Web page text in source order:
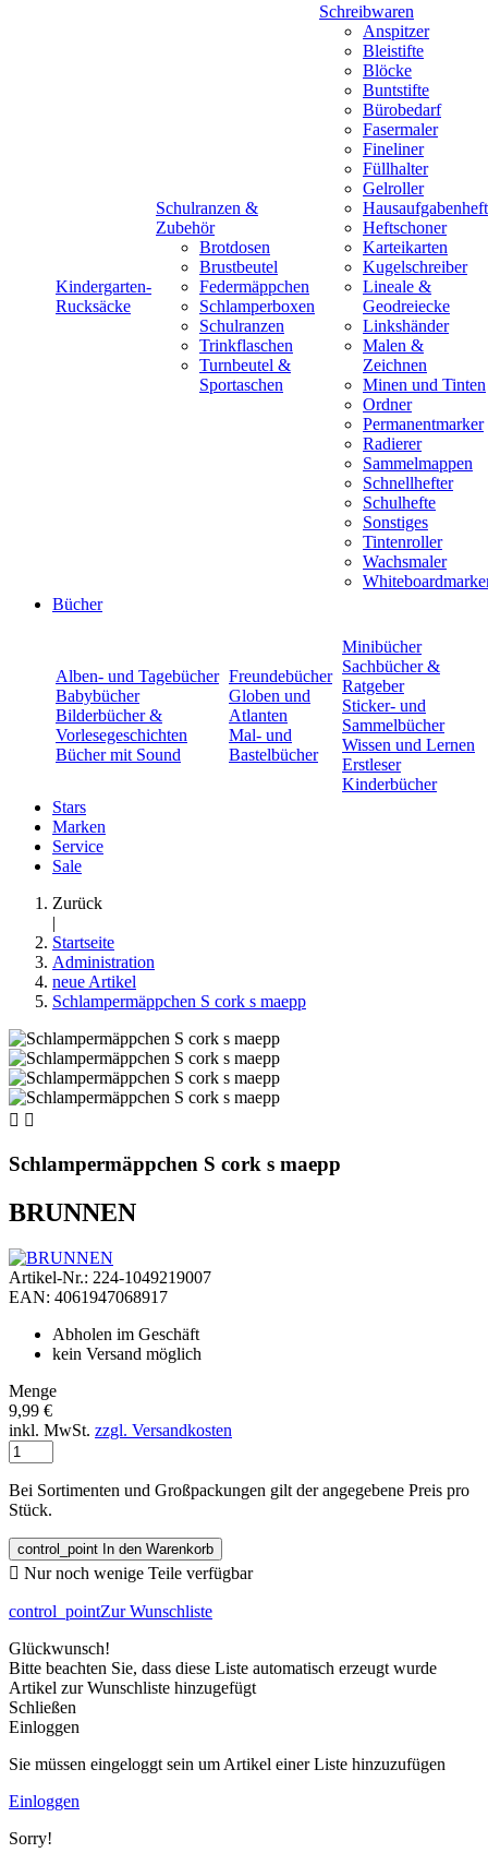
Kindergarten-
Rucksäcke
Schulranzen &
Zubehör
Brotdosen
Brustbeutel
Federmäppchen
Schlamperboxen
Schulranzen
Trinkflaschen
Turnbeutel &
Sportaschen
Schreibwaren
Anspitzer
Bleistifte
Blöcke
Buntstifte
Bürobedarf
Fasermaler
Fineliner
Füllhalter
Gelroller
Hausaufgabenheft
Heftschoner
Karteikarten
Kugelschreiber
Lineale &
Geodreiecke
Linkshänder
Malen &
Zeichnen
Minen und Tinten
Ordner
Permanentmarker
Radierer
Sammelmappen
Schnellhefter
Schulhefte
Sonstiges
Tintenroller
Wachsmaler
Bücher
Alben- und Tagebücher
Babybücher
Bilderbücher &
Vorlesegeschichten
Bücher mit Sound
Freundebücher
Globen und
Atlanten
Mal- und
Bastelbücher
Minibücher
Sachbücher &
Ratgeber
Sticker- und
Sammelbücher
Wissen und Lernen
Erstleser
Kinderbücher
Stars
Marken
Service
Sale
Zurück
|
Startseite
Administration
neue Artikel
Schlampermäppchen S cork s maepp
 
Schlampermäppchen S cork s maepp
BRUNNEN
Artikel-Nr.: 224-1049219007
EAN: 4061947068917
Abholen im Geschäft
kein Versand möglich
Menge
9,99 €
inkl. MwSt. zzgl. Versandkosten
Bei Sortimenten und Großpackungen gilt der angegebene Preis pro
Stück.
control_point In den Warenkorb
 Nur noch wenige Teile verfügbar
control_pointZur Wunschliste
Glückwunsch!
Bitte beachten Sie, dass diese Liste automatisch erzeugt wurde
Artikel zur Wunschliste hinzugefügt
Schließen
Einloggen
Sie müssen eingeloggt sein um Artikel einer Liste hinzuzufügen
Einloggen
Sorry!